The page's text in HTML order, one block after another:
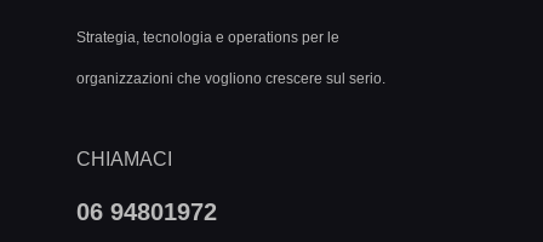
Strategia, tecnologia e operations per le
organizzazioni che vogliono crescere sul serio.
CHIAMACI
06 94801972